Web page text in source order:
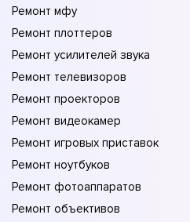
Ремонт мфу
Ремонт плоттеров
Ремонт усилителей звука
Ремонт телевизоров
Ремонт проекторов
Ремонт видеокамер
Ремонт игровых приставок
Ремонт ноутбуков
Ремонт фотоаппаратов
Ремонт объективов